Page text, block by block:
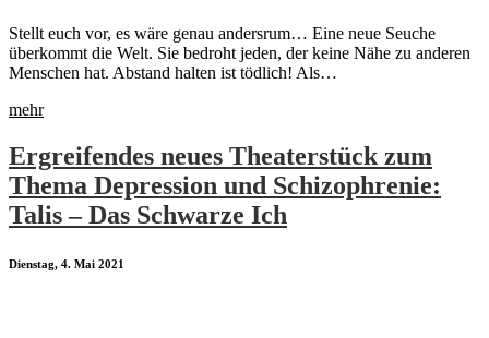
Stellt euch vor, es wäre genau andersrum… Eine neue Seuche
überkommt die Welt. Sie bedroht jeden, der keine Nähe zu anderen
Menschen hat. Abstand halten ist tödlich! Als…
mehr
Ergreifendes neues Theaterstück zum
Thema Depression und Schizophrenie:
Talis – Das Schwarze Ich
Dienstag, 4. Mai 2021